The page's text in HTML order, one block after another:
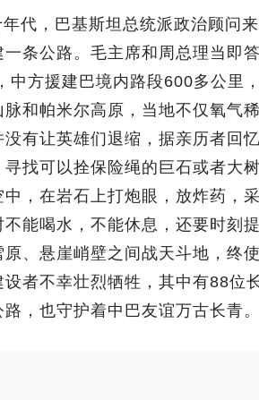
代，巴基斯坦总统派政治顾问
一条公路。毛主席和周总理当即
中方援建巴境内路段600多公里
脉和帕米尔高原，当地不仅氧气
有让英雄们退缩，据亲历者回
寻找可以拴保险绳的巨石或者大
中，在岩石上打炮眼，放炸药，
能喝水，不能休息，还要时刻
、悬崖峭壁之间战天斗地，终
设者不幸壮烈牺牲，其中有88位
，也守护着中巴友谊万古长青